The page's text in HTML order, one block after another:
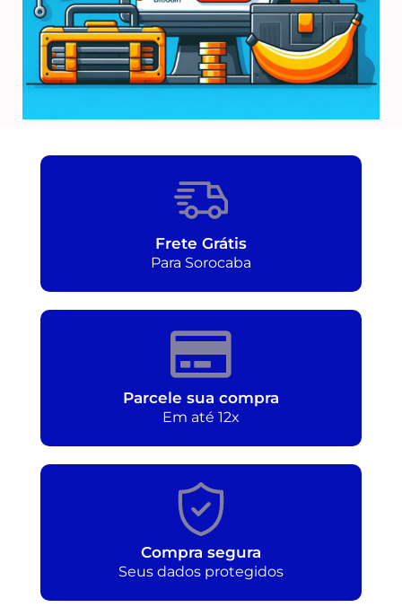
Frete Grátis
Para Sorocaba
Parcele sua compra
Em até 12x
Compra segura
Seus dados protegidos